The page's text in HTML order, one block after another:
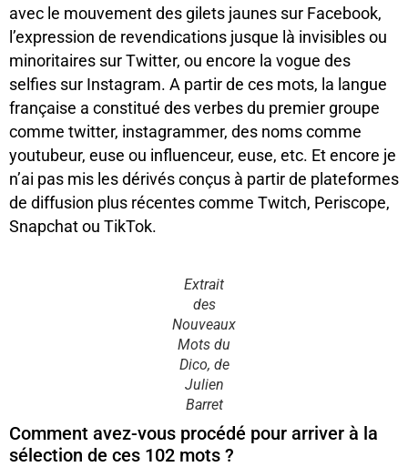
avec le mouvement des gilets jaunes sur Facebook,
l’expression de revendications jusque là invisibles ou
minoritaires sur Twitter, ou encore la vogue des
selfies sur Instagram. A partir de ces mots, la langue
française a constitué des verbes du premier groupe
comme twitter, instagrammer, des noms comme
youtubeur, euse ou influenceur, euse, etc. Et encore je
n’ai pas mis les dérivés conçus à partir de plateformes
de diffusion plus récentes comme Twitch, Periscope,
Snapchat ou TikTok.
Extrait
des
Nouveaux
Mots du
Dico, de
Julien
Barret
Comment avez-vous procédé pour arriver à la
sélection de ces 102 mots ?